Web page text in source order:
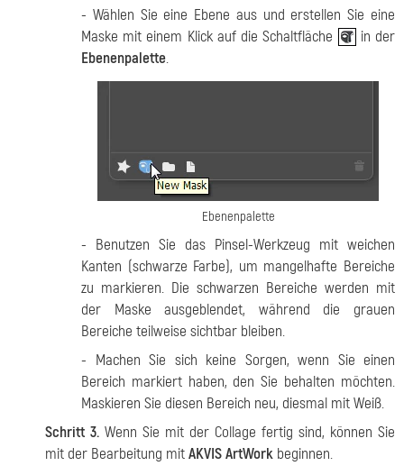
- Wählen Sie eine Ebene aus und erstellen Sie eine
Maske mit einem Klick auf die Schaltfläche
in der
Ebenenpalette.
Ebenenpalette
- Benutzen Sie das Pinsel-Werkzeug mit weichen
Kanten (schwarze Farbe), um mangelhafte Bereiche
zu markieren. Die schwarzen Bereiche werden mit
der Maske ausgeblendet, während die grauen
Bereiche teilweise sichtbar bleiben.
- Machen Sie sich keine Sorgen, wenn Sie einen
Bereich markiert haben, den Sie behalten möchten.
Maskieren Sie diesen Bereich neu, diesmal mit Weiß.
Schritt 3. Wenn Sie mit der Collage fertig sind, können Sie
mit der Bearbeitung mitAKVIS ArtWork beginnen.